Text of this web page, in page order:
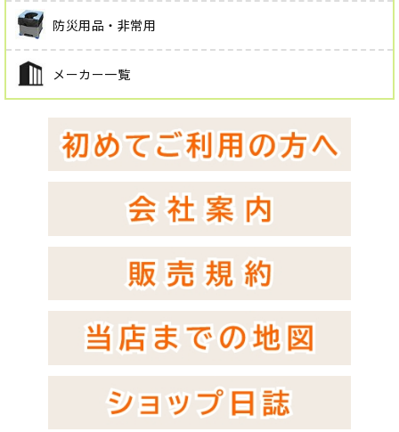
防災用品・非常用
メーカー一覧